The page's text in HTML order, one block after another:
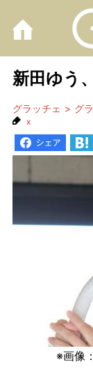
新田ゆう
グラッチェ グ
x
※画像：